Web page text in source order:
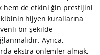
hem de etkinliğin prestijini
hijyen kurallarına
bir şekilde
Ayrıca,
ekstra önlemler almak,